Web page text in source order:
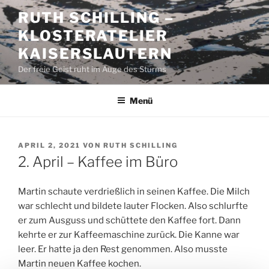
Zum
Inhalt
springen
RUTH SCHILLING –
KLOSTERATELIER
KAISERSLAUTERN
Der freie Geist ruht im Auge des Sturms
Menü
VERÖFFENTLICHT
AM
APRIL 2, 2021 VON RUTH SCHILLING
2. April – Kaffee im Büro
Martin schaute verdrießlich in seinen Kaffee. Die Milch
war schlecht und bildete lauter Flocken. Also schlurfte
er zum Ausguss und schüttete den Kaffee fort. Dann
kehrte er zur Kaffeemaschine zurück. Die Kanne war
leer. Er hatte ja den Rest genommen. Also musste
Martin neuen Kaffee kochen.